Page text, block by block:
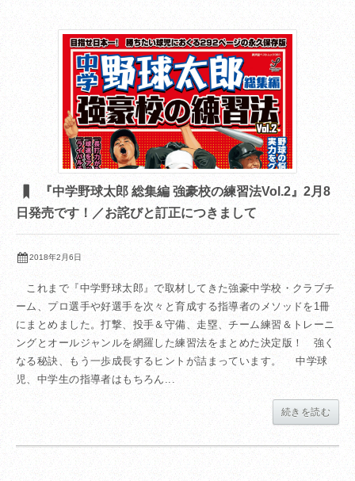
『中学野球太郎 総集編 強豪校の練習法Vol.2』2月8
日発売です！／お詫びと訂正につきまして
2018年2月6日
これまで『中学野球太郎』で取材してきた強豪中学校・クラブチ
ーム、プロ選手や好選手を次々と育成する指導者のメソッドを1冊
にまとめました。打撃、投手＆守備、走塁、チーム練習＆トレーニ
ングとオールジャンルを網羅した練習法をまとめた決定版！ 強く
なる秘訣、もう一歩成長するヒントが詰まっています。 中学球
児、中学生の指導者はもちろん...
続きを読む